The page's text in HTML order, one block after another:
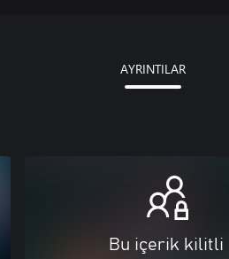
AYRINTILAR
Bu içerik kilitli